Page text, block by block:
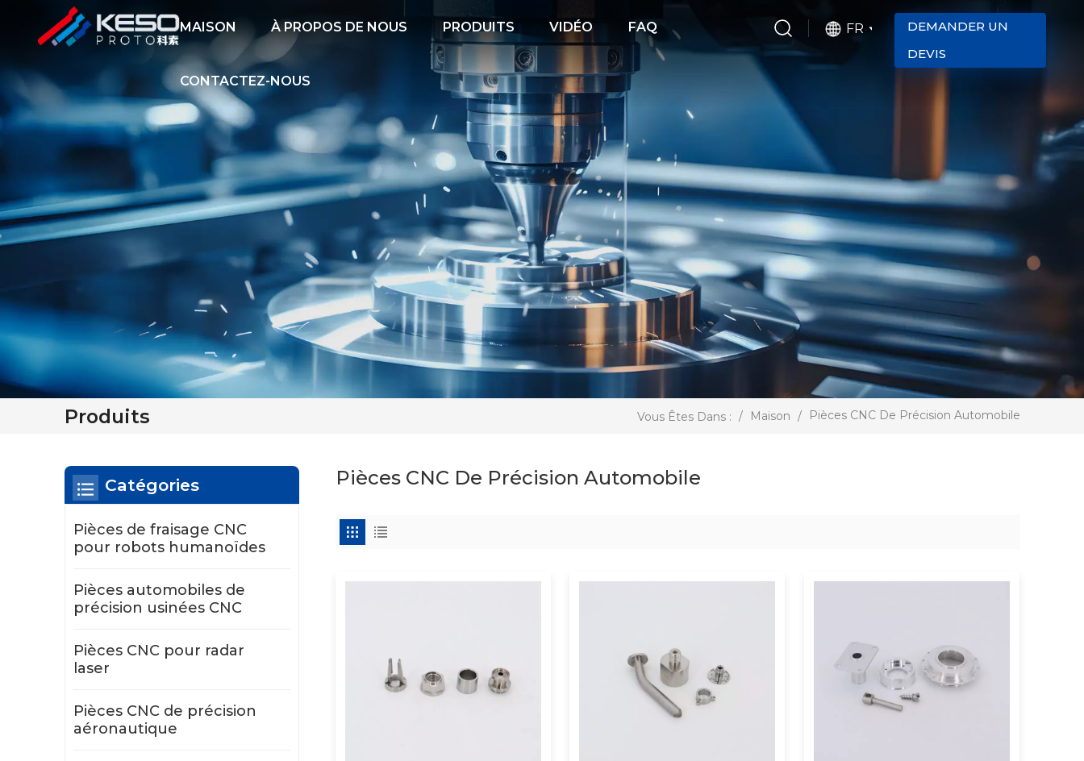
MAISON À PROPOS DE NOUS PRODUITS VIDÉO FAQ
CONTACTEZ-NOUS
FR
DEMANDER UN
DEVIS
Produits Vous Êtes Dans : / Maison / Pièces CNC De Précision Automobile
Pièces CNC De Précision Automobile
Catégories
Pièces de fraisage CNC
pour robots humanoïdes
Pièces automobiles de
précision usinées CNC
Pièces CNC pour radar
laser
Pièces CNC de précision
aéronautique